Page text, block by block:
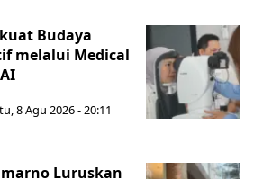
Budaya
melalui Medical
8 Agu 2026 - 20:11
Luruskan